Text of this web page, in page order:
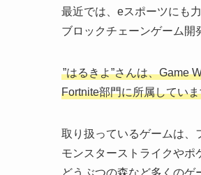
最近では、eスポーツにも
ブロックチェーンゲーム開
”はるきよ”さんは、Game
Fortnite部門に所属してい
取り扱っているゲームは、
モンスターストライクやポ